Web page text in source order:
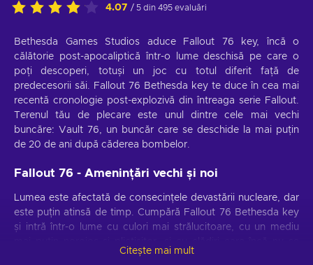
4.07 / 5 din 495 evaluări
Bethesda Games Studios aduce Fallout 76 key, încă o
călătorie post-apocaliptică într-o lume deschisă pe care o
poți descoperi, totuși un joc cu totul diferit față de
predecesorii săi. Fallout 76 Bethesda key te duce în cea mai
recentă cronologie post-explozivă din întreaga serie Fallout.
Terenul tău de plecare este unul dintre cele mai vechi
buncăre: Vault 76, un buncăr care se deschide la mai puțin
de 20 de ani după căderea bombelor.
Fallout 76 - Amenințări vechi și noi
Lumea este afectată de consecințele devastării nucleare, dar
este puțin atinsă de timp. Cumpără Fallout 76 Bethesda key
și intră într-o lume cu culori mai strălucitoare, cu un mediu
prăbușesc. Nu te înveseli prea devreme, deoarece ghouls și
Citește mai mult